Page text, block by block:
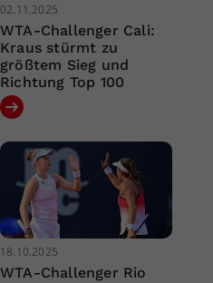
02.11.2025
WTA-Challenger Cali:
Kraus stürmt zu
größtem Sieg und
Richtung Top 100
18.10.2025
WTA-Challenger Rio